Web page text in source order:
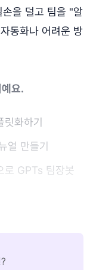
을 덜고 팀을 "알
동화나 어려운 방
요.
화하기
얼 만들기
로 GPTs 팀장봇